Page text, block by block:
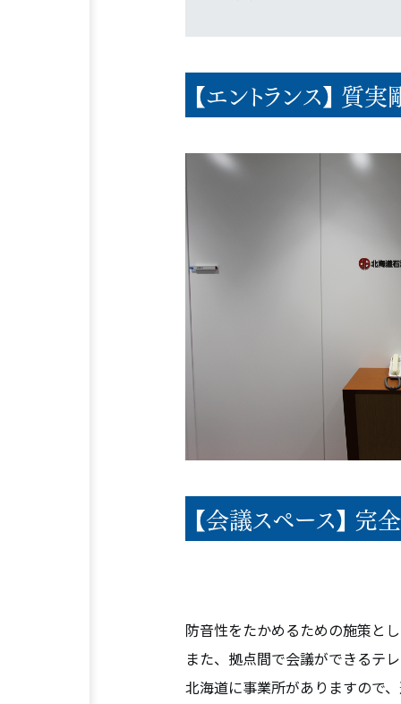
REASON 選ばれる理由
オフィス移転プロジェクトマネジ
【エントランス】 質
【会議スペース】 完
防音性をたかめるための施策と
また、拠点間で会議ができるテ
北海道に事業所がありますので